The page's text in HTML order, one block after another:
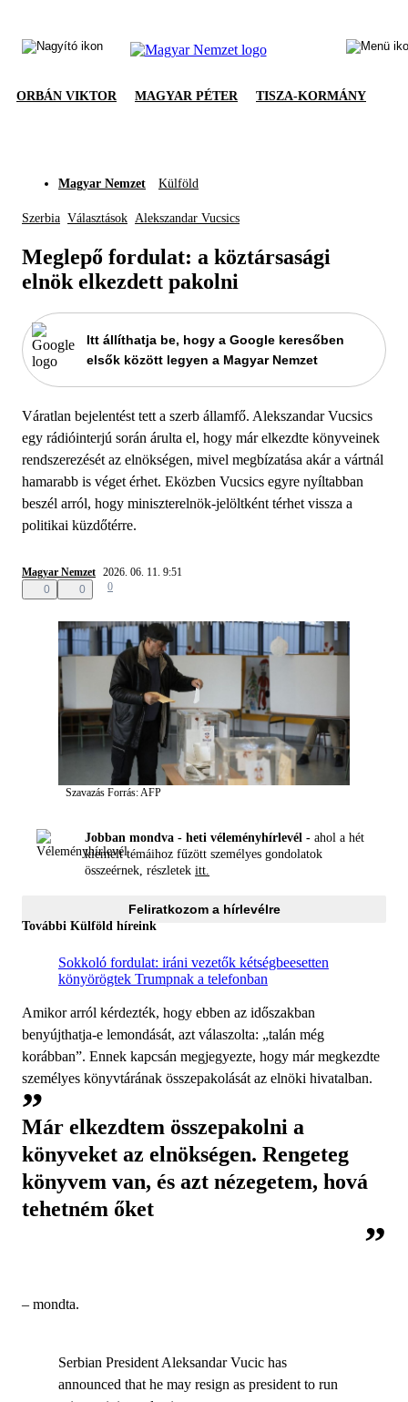
ORBÁN VIKTOR MAGYAR PÉTER TISZA-KORMÁNY
Magyar Nemzet Külföld
Szerbia Választások Alekszandar Vucsics
Meglepő fordulat: a köztársasági
elnök elkezdett pakolni
Itt állíthatja be, hogy a Google keresőben
elsők között legyen a Magyar Nemzet
Váratlan bejelentést tett a szerb államfő. Alekszandar Vucsics
egy rádióinterjú során árulta el, hogy már elkezdte könyveinek
rendszerezését az elnökségen, mivel megbízatása akár a vártnál
hamarabb is véget érhet. Eközben Vucsics egyre nyíltabban
beszél arról, hogy miniszterelnök-jelöltként térhet vissza a
politikai küzdőtérre.
Magyar Nemzet 2026. 06. 11. 9:51
0
0 0
Szavazás Forrás: AFP
Jobban mondva - heti véleményhírlevél - ahol a hét
kiemelt témáihoz fűzött személyes gondolatok
összeérnek, részletek itt.
Feliratkozom a hírlevélre
További Külföld híreink
Sokkoló fordulat: iráni vezetők kétségbeesetten
könyörögtek Trumpnak a telefonban
Amikor arról kérdezték, hogy ebben az időszakban
benyújthatja-e lemondását, azt válaszolta: „talán még
korábban”. Ennek kapcsán megjegyezte, hogy már megkezdte
személyes könyvtárának összepakolását az elnöki hivatalban.
Már elkezdtem összepakolni a
könyveket az elnökségen. Rengeteg
könyvem van, és azt nézegetem, hová
tehetném őket
– mondta.
Serbian President Aleksandar Vucic has
announced that he may resign as president to run